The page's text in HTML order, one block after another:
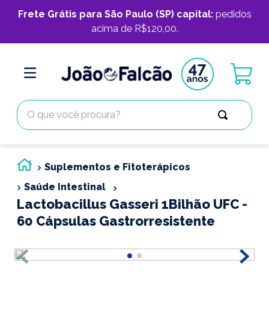
Frete Grátis para São Paulo (SP) capital:pedidos
acima de R$120,00.
O que você procura?
Suplementos e Fitoterápicos
Saúde Intestinal
Lactobacillus Gasseri 1Bilhão UFC -
60 Cápsulas Gastrorresistente